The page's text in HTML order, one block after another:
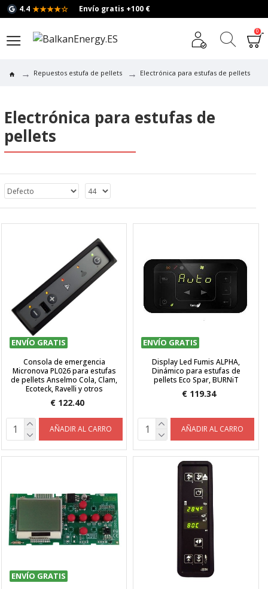
4.4 ★★★★☆ Envío gratis +100 €
0
Repuestos estufa de pellets Electrónica para estufas de pellets
Electrónica para estufas de
pellets
ENVÍO GRATIS
Consola de emergencia
Micronova PL026 para estufas
de pellets Anselmo Cola, Clam,
Ecoteck, Ravelli y otros
€ 122.40
AÑADIR AL CARRO
ENVÍO GRATIS
Display Led Fumis ALPHA,
Dinámico para estufas de
pellets Eco Spar, BURNiT
€ 119.34
AÑADIR AL CARRO
ENVÍO GRATIS